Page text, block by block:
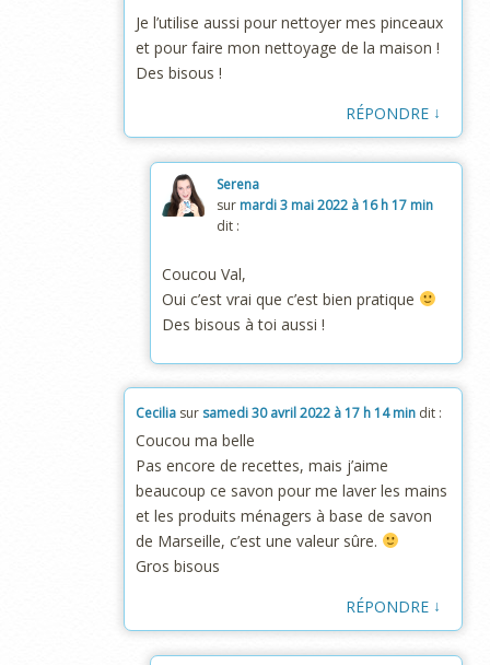
Je l’utilise aussi pour nettoyer mes pinceaux
et pour faire mon nettoyage de la maison !
Des bisous !
RÉPONDRE ↓
Serena
sur mardi 3 mai 2022 à 16 h 17 min
dit :
Coucou Val,
Oui c’est vrai que c’est bien pratique
Des bisous à toi aussi !
Cecilia sur samedi 30 avril 2022 à 17 h 14 min dit :
Coucou ma belle
Pas encore de recettes, mais j’aime
beaucoup ce savon pour me laver les mains
et les produits ménagers à base de savon
de Marseille, c’est une valeur sûre.
Gros bisous
RÉPONDRE ↓